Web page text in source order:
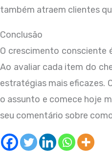
também atraem clientes
Conclusão
O crescimento consciente
Ao avaliar cada item do
estratégias mais eficazes.
o assunto e comece hoje
seu comentário sobre